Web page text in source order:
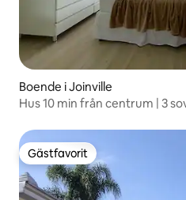
Boende i Joinville
Hus 10 min från centrum | 3
Gästfavorit
Gästfavorit